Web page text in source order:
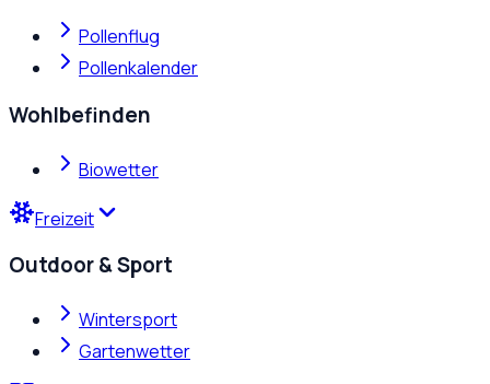
Pollenflug
Pollenkalender
Wohlbefinden
Biowetter
Freizeit
Outdoor & Sport
Wintersport
Gartenwetter